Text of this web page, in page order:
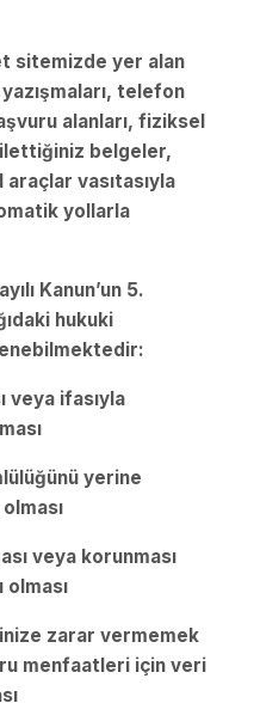
sitemizde yer alan
telefon
alanları, fiziksel
belgeler,
vasıtasıyla
yollarla
Kanun’un 5.
hukuki
veya ifasıyla
yerine
veya korunması
zarar vermemek
menfaatleri için veri